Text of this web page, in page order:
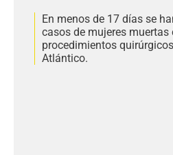
En menos de 17 días se
casos de mujeres muertas
procedimientos
Atlántico.